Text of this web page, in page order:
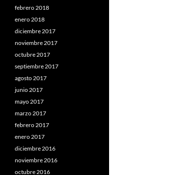
febrero 2018
enero 2018
diciembre 2017
noviembre 2017
octubre 2017
septiembre 2017
agosto 2017
junio 2017
mayo 2017
marzo 2017
febrero 2017
enero 2017
diciembre 2016
noviembre 2016
octubre 2016